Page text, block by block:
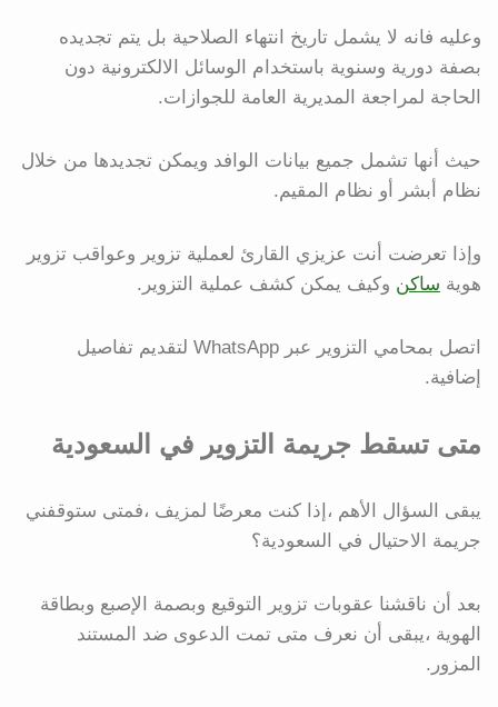
وعليه فانه لا يشمل تاريخ انتهاء الصلاحية بل يتم تجديده
بصفة دورية وسنوية باستخدام الوسائل الالكترونية دون
الحاجة لمراجعة المديرية العامة للجوازات.
حيث أنها تشمل جميع بيانات الوافد ويمكن تجديدها من خلال
نظام أبشر أو نظام المقيم.
وإذا تعرضت أنت عزيزي القارئ لعملية تزوير وعواقب تزوير
هوية ساكن وكيف يمكن كشف عملية التزوير.
اتصل بمحامي التزوير عبر WhatsApp لتقديم تفاصيل
إضافية.
متى تسقط جريمة التزوير في السعودية
يبقى السؤال الأهم ،إذا كنت معرضًا لمزيف ،فمتى ستوقفني
جريمة الاحتيال في السعودية؟
بعد أن ناقشنا عقوبات تزوير التوقيع وبصمة الإصبع وبطاقة
الهوية ،يبقى أن نعرف متى تمت الدعوى ضد المستند
المزور.